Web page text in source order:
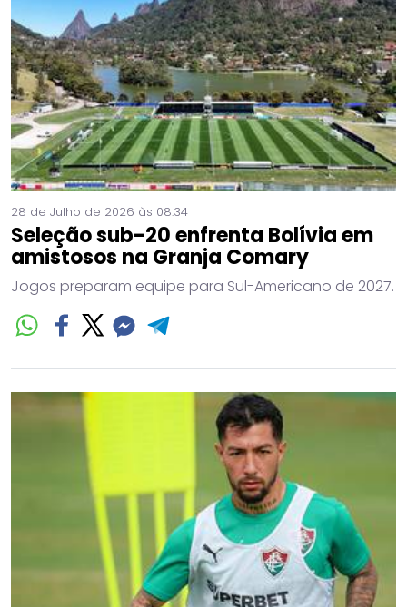
28 de Julho de 2026 às 08:34
Seleção sub-20 enfrenta Bolívia em
amistosos na Granja Comary
Jogos preparam equipe para Sul-Americano de 2027.